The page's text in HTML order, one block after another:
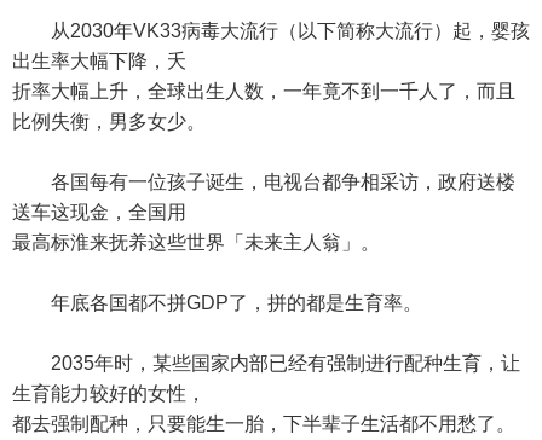
从2030年VK33病毒大流行（以下简称大流行）起，婴孩
出生率大幅下降，夭
折率大幅上升，全球出生人数，一年竟不到一千人了，而且
比例失衡，男多女少。
各国每有一位孩子诞生，电视台都争相采访，政府送楼
送车这现金，全国用
最高标淮来抚养这些世界「未来主人翁」。
年底各国都不拼GDP了，拼的都是生育率。
2035年时，某些国家内部已经有强制进行配种生育，让
生育能力较好的女性，
都去强制配种，只要能生一胎，下半辈子生活都不用愁了。